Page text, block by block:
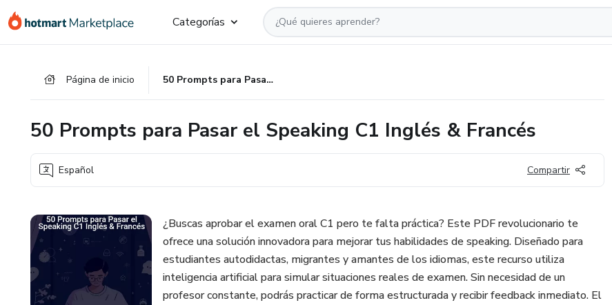
Categorías
Página de inicio 50 Prompts para Pasar el Speaking C1 Inglés & Francés
50 Prompts para Pasar el Speaking C1 Inglés & Francés
Español Compartir
¿Buscas aprobar el examen oral C1 pero te falta práctica? Este PDF revolucionario te
ofrece una solución innovadora para mejorar tus habilidades de speaking. Diseñado para
estudiantes autodidactas, migrantes y amantes de los idiomas, este recurso utiliza
inteligencia artificial para simular situaciones reales de examen. Sin necesidad de un
profesor constante, podrás practicar de forma estructurada y recibir feedback inmediato. El